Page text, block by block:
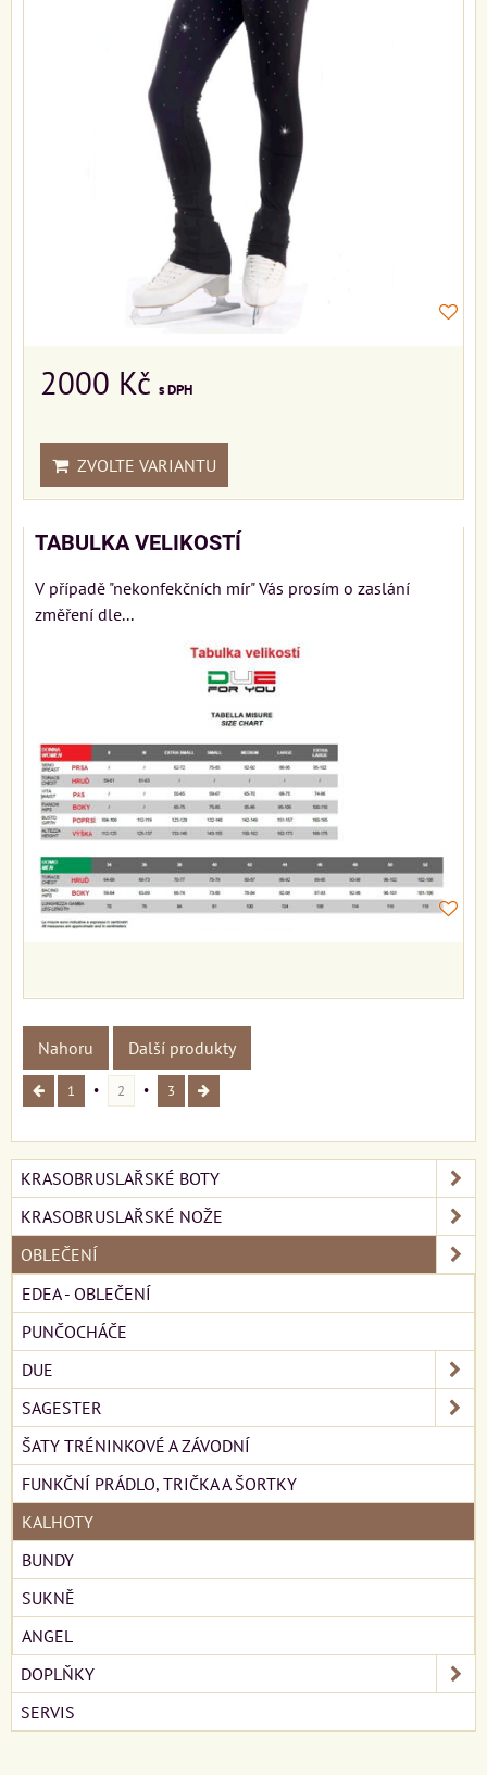
2000 Kč s DPH
ZVOLTE VARIANTU
TABULKA VELIKOSTÍ
V případě "nekonfekčních mír" Vás prosím o zaslání
změření dle...
Nahoru Další produkty
1 2 3
KRASOBRUSLAŘSKÉ BOTY
KRASOBRUSLAŘSKÉ NOŽE
OBLEČENÍ
EDEA - OBLEČENÍ
PUNČOCHÁČE
DUE
SAGESTER
ŠATY TRÉNINKOVÉ A ZÁVODNÍ
FUNKČNÍ PRÁDLO, TRIČKA A ŠORTKY
KALHOTY
BUNDY
SUKNĚ
ANGEL
DOPLŇKY
SERVIS